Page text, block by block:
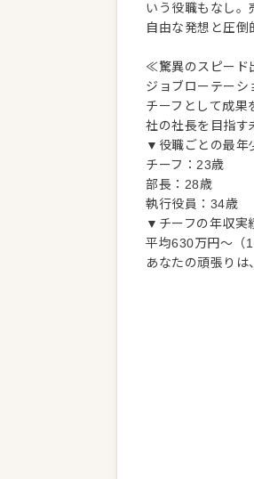
いう役職もなし。
自由な発想と圧倒
≪驚異のスピード
ジョブローテーシ
チーフとして成
社の社長を目指す
▼役職ごとの最年
チーフ：23歳
部長：28歳
執行役員：34歳
▼チーフの年収実
平均630万円～（
あなたの頑張りは